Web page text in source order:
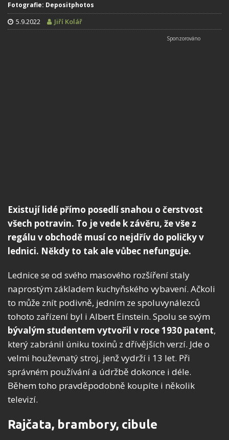
Fotografie: Depositphotos
5.9.2022 Jiří Kolář
Existují lidé přímo posedlí snahou o čerstvost
všech potravin. To je vede k závěru, že vše z
regálu v obchodě musí co nejdřív do poličky v
lednici. Někdy to tak ale vůbec nefunguje.
Lednice se od svého masového rozšíření staly
naprostým základem kuchyňského vybavení. Ačkoli
to může znít podivně, jedním ze spoluvynálezců
tohoto zařízení byl i Albert Einstein. Spolu se svým
bývalým studentem vytvořil v roce 1930 patent,
který zabránil úniku toxinů z dřívějších verzí. Jde o
velmi houževnatý stroj, jenž vydrží i 13 let. Při
správném používání a údržbě dokonce i déle.
Během toho pravděpodobně koupíte i několik
televizí.
Rajčata, brambory, cibule